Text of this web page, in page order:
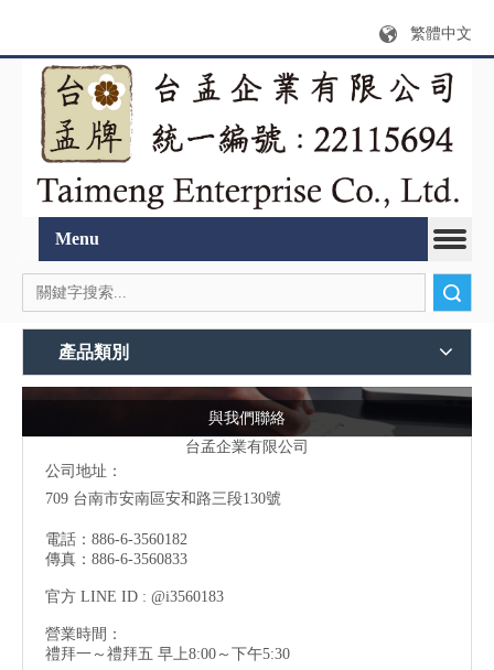
繁體中文
Menu
產品類別
與我們聯絡
台孟企業有限公司
公司地址：
709 台南市安南區安和路三段130號
電話：886-6-3560182
傳真：886-6-3560833
官方 LINE ID : @i3560183
營業時間：
禮拜一～禮拜五 早上8:00～下午5:30